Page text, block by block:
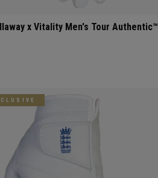
x Vitality Men's Tour Authentic™